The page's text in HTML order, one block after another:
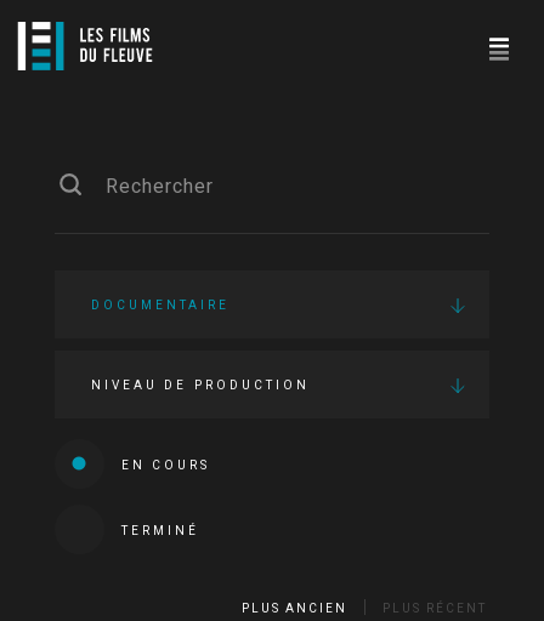
DOCUMENTAIRE
NIVEAU DE PRODUCTION
EN COURS
TERMINÉ
PLUS ANCIEN PLUS RÉCENT